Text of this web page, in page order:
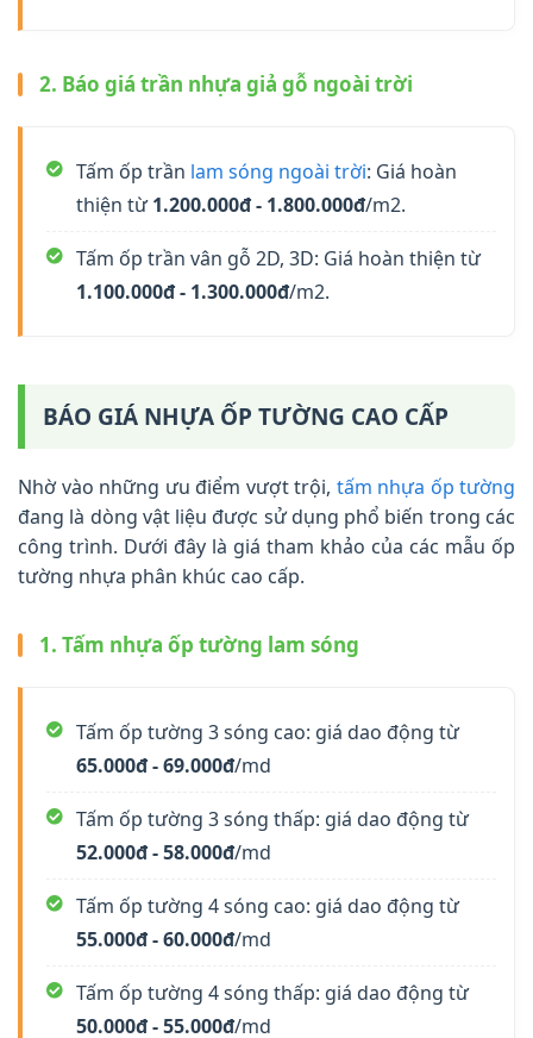
2. Báo giá trần nhựa giả gỗ ngoài trời
Tấm ốp trần lam sóng ngoài trời: Giá hoàn
thiện từ1.200.000đ - 1.800.000đ/m2.
Tấm ốp trần vân gỗ 2D, 3D: Giá hoàn thiện từ
1.100.000đ - 1.300.000đ/m2.
BÁO GIÁ NHỰA ỐP TƯỜNG CAO CẤP
Nhờ vào những ưu điểm vượt trội, tấm nhựa ốp tường
đang là dòng vật liệu được sử dụng phổ biến trong các
công trình. Dưới đây là giá tham khảo của các mẫu ốp
tường nhựa phân khúc cao cấp.
1. Tấm nhựa ốp tường lam sóng
Tấm ốp tường 3 sóng cao: giá dao động từ
65.000đ - 69.000đ/md
Tấm ốp tường 3 sóng thấp: giá dao động từ
52.000đ - 58.000đ/md
Tấm ốp tường 4 sóng cao: giá dao động từ
55.000đ - 60.000đ/md
Tấm ốp tường 4 sóng thấp: giá dao động từ
50.000đ - 55.000đ/md